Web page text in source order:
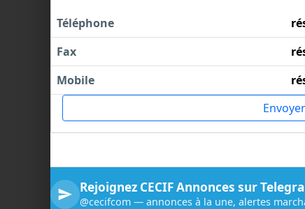
Téléphone
Fax
Mobile
Rejoignez CECIF Annonces sur
@cecifcom — annonces à la une, alertes